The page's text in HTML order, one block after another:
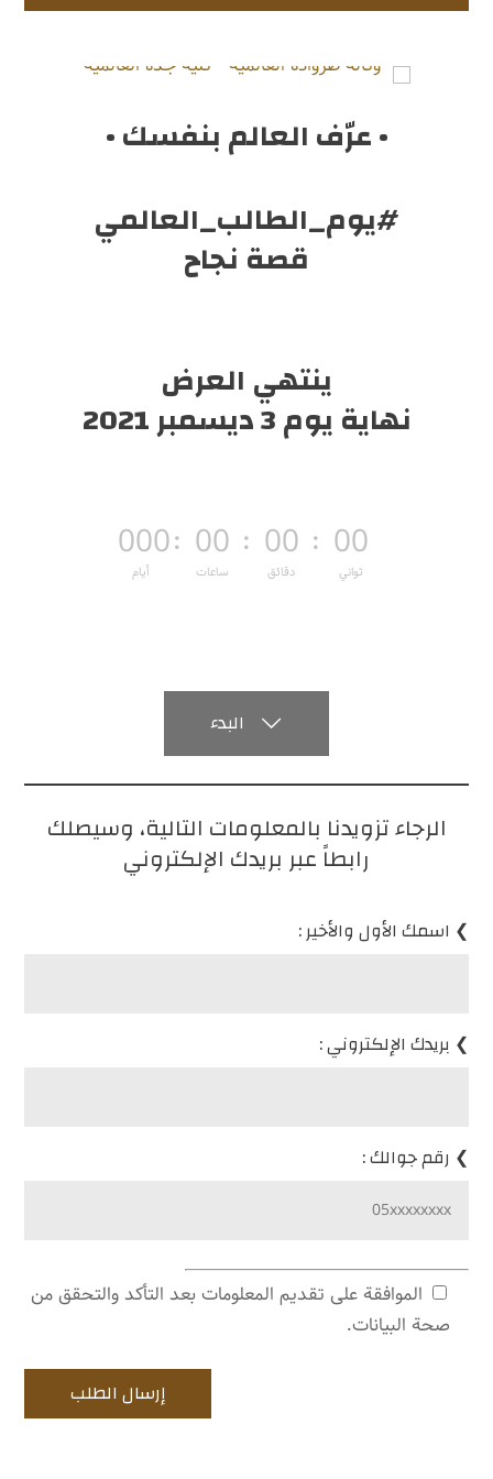
• عرّف العالم بنفسك •
#يوم_الطالب_العالمي
قصة نجاح
ينتهي العرض
نهاية يوم 3 ديسمبر 2021
000
أيام
: 00
ساعات
: 00
دقائق
: 00
ثواني
 البدء
الرجاء تزويدنا بالمعلومات التالية، وسيصلك
رابطاً عبر بريدك الإلكتروني
❯ اسمك الأول والأخير :
❯ بريدك الإلكتروني :
❯ رقم جوالك :
الموافقة على تقديم المعلومات بعد التأكد والتحقق من
صحة البيانات.